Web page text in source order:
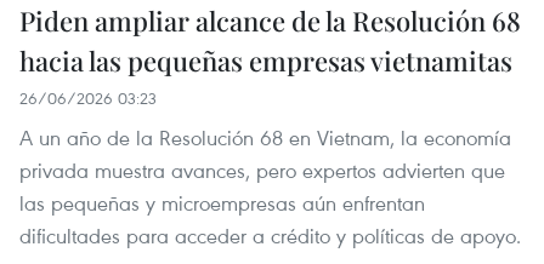
Piden ampliar alcance de la Resolución 68
hacia las pequeñas empresas vietnamitas
26/06/2026 03:23
A un año de la Resolución 68 en Vietnam, la economía
privada muestra avances, pero expertos advierten que
las pequeñas y microempresas aún enfrentan
dificultades para acceder a crédito y políticas de apoyo.